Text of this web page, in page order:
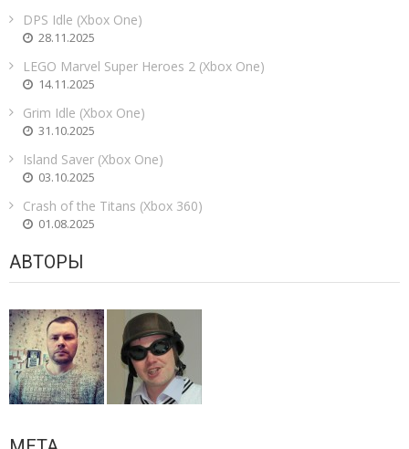
DPS Idle (Xbox One)
28.11.2025
LEGO Marvel Super Heroes 2 (Xbox One)
14.11.2025
Grim Idle (Xbox One)
31.10.2025
Island Saver (Xbox One)
03.10.2025
Crash of the Titans (Xbox 360)
01.08.2025
АВТОРЫ